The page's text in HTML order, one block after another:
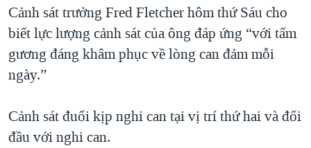
Cảnh sát trưởng Fred Fletcher hôm thứ Sáu cho
biết lực lượng cảnh sát của ông đáp ứng “với tấm
gương đáng khâm phục về lòng can đảm mỗi
ngày.”
Cảnh sát đuổi kịp nghi can tại vị trí thứ hai và đối
đầu với nghi can.